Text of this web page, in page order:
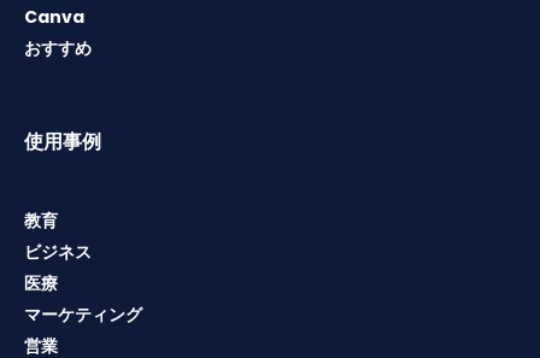
Canva
おすすめ
使用事例
教育
ビジネス
医療
マーケティング
営業